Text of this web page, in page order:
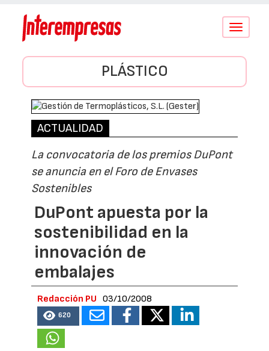
Conmutar
PLÁSTICO
ACTUALIDAD
La convocatoria de los premios DuPont
se anuncia en el Foro de Envases
Sostenibles
DuPont apuesta por la
sostenibilidad en la
innovación de
embalajes
Redacción PU 03/10/2008
620